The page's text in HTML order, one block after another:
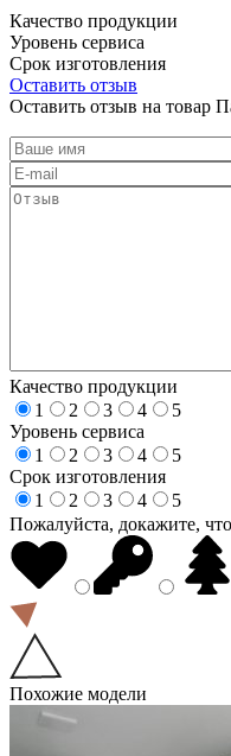
Качество продукции
Уровень сервиса
Срок изготовления
Оставить отзыв
Оставить отзыв на товар
Качество продукции
1
2 3 4
5
Уровень сервиса
1
2 3 4
5
Срок изготовления
1
2 3 4
5
Пожалуйста, докажите,
Похожие модели